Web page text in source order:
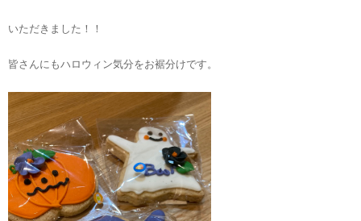
いただきました！！
皆さんにもハロウィン気分をお裾分けです。